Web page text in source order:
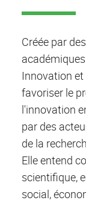
Créée par
Innovation
favoriser le
l'innovation
par des
de la
Elle entend
scientifique,
social,